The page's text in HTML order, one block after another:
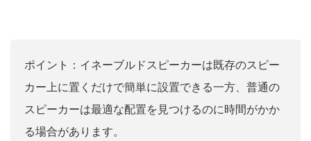
ポイント：イネーブルドスピーカーは既存のスピー
カー上に置くだけで簡単に設置できる一方、普通の
スピーカーは最適な配置を見つけるのに時間がかか
る場合があります。